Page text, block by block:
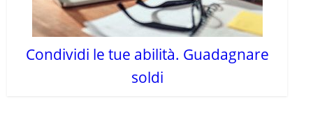
Condividi le tue abilità. Guadagnare
soldi